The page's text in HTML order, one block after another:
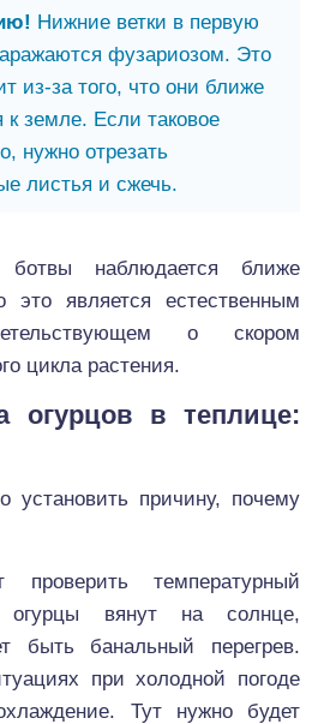
Нижние ветки в первую
фузариозом. Это
из-за того, что они ближе
к земле. Если таковое
нужно отрезать
листья и сжечь.
ботвы наблюдается ближе
это является естественным
о скором
цикла растения.
огурцов в теплице:
установить причину, почему
проверить температурный
вянут на солнце,
быть банальный перегрев.
при холодной погоде
Тут нужно будет